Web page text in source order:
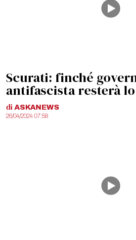
Scurati: finché
antifascista resterà
di ASKANEWS
26/04/2024 07:58